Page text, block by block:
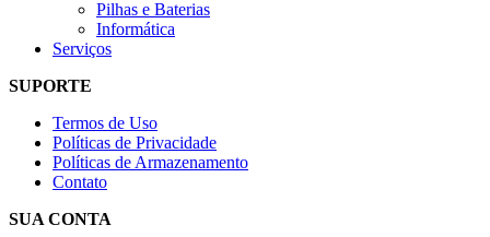
Pilhas e Baterias
Informática
Serviços
SUPORTE
Termos de Uso
Políticas de Privacidade
Políticas de Armazenamento
Contato
SUA CONTA